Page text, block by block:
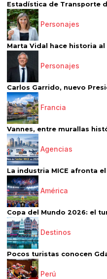
Estadística de Transporte
Personajes
Marta Vidal hace historia
Personajes
Carlos Garrido, nuevo
Francia
Vannes, entre murallas
Agencias
La industria MICE afronta
América
Copa del Mundo 2026: el
Destinos
Pocos turistas conocen
Perú